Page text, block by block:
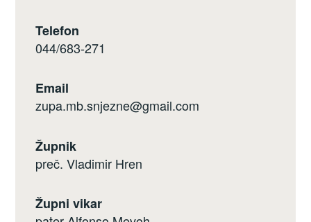
Telefon
044/683-271
Email
zupa.mb.snjezne@gmail.com
Župnik
preč. Vladimir Hren
Župni vikar